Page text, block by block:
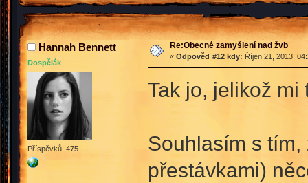
Hannah Bennett
Dospělák
Příspěvků: 475
Re:Obecné zamyšlení nad žvb
« Odpověď #12 kdy: Říjen 21, 2013,
Tak jo, jelikož mi
Souhlasím s
přestávkami)